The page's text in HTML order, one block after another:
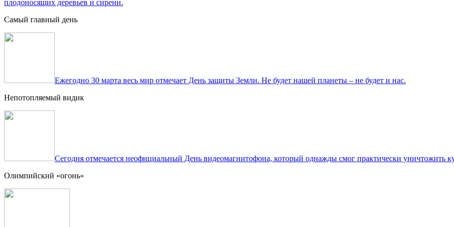
плодоносящих деревьев и сирени.
Самый главный день
Ежегодно 30 марта весь мир отмечает День защиты Земли. Не будет нашей планеты – не будет и нас.
Непотопляемый видик
Сегодня отмечается неофициальный День видеомагнитофона, который однажды смог практически уничтожить
Олимпийский «огонь»